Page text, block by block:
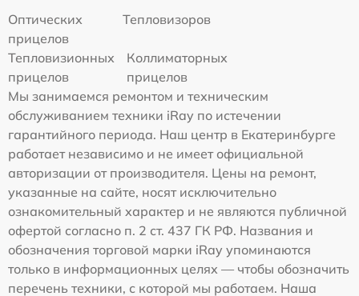
Оптических
прицелов
Тепловизоров
Тепловизионных
прицелов
Коллиматорных
прицелов
Мы занимаемся ремонтом и техническим
обслуживанием техники iRay по истечении
гарантийного периода. Наш центр в Екатеринбурге
работает независимо и не имеет официальной
авторизации от производителя. Цены на ремонт,
указанные на сайте, носят исключительно
ознакомительный характер и не являются публичной
офертой согласно п. 2 ст. 437 ГК РФ. Названия и
обозначения торговой марки iRay упоминаются
только в информационных целях — чтобы обозначить
перечень техники, с которой мы работаем. Наша